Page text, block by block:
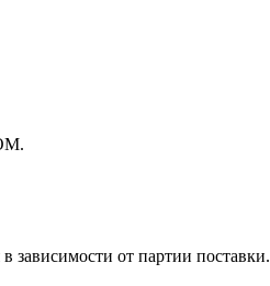
зависимости от партии поставки.